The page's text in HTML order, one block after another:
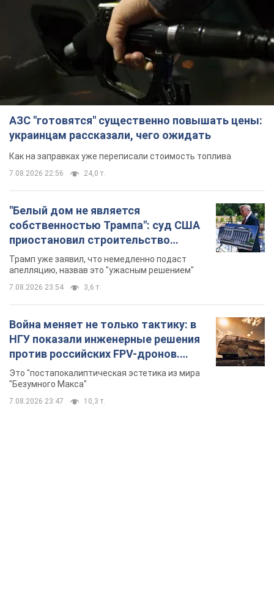
АЗС "готовятся" существенно повышать цены:
украинцам рассказали, чего ожидать
Как на заправках уже переписали стоимость топлива
7.08.2026 22:56 24,0 т.
"Белый дом не является
собственностью Трампа": суд США
приостановил строительство
бального зала стоимостью 400 млн
долларов
Трамп уже заявил, что немедленно подаст
апелляцию, назвав это "ужасным решением"
7.08.2026 23:54 3,6 т.
Война меняет не только тактику: в
НГУ показали инженерные решения
против российских FPV-дронов.
Фото
Это "постапокалиптическая эстетика из мира
"Безумного Макса"
7.08.2026 23:47 10,3 т.